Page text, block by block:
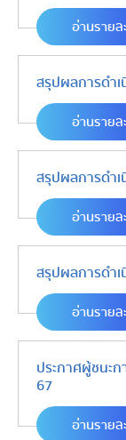
อ่านรายล
สรุปผลการดำ
อ่านรายล
สรุปผลการดำ
อ่านรายล
สรุปผลการดำ
อ่านรายล
ประกาศผู้ชนะ
67
อ่านรายล